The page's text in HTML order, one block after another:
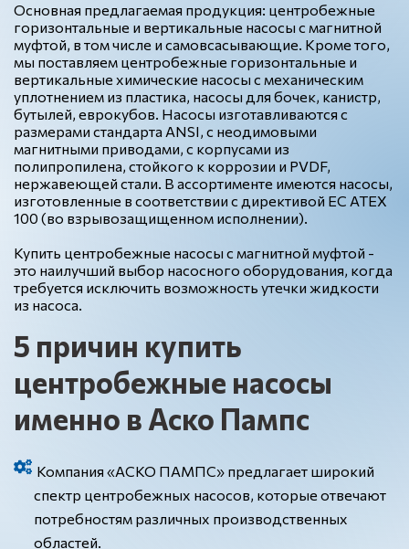
Основная предлагаемая продукция: центробежные
горизонтальные и вертикальные насосы с магнитной
муфтой, в том числе и самовсасывающие. Кроме того,
мы поставляем центробежные горизонтальные и
вертикальные химические насосы с механическим
уплотнением из пластика, насосы для бочек, канистр,
бутылей, еврокубов. Насосы изготавливаются с
размерами стандарта ANSI, с неодимовыми
магнитными приводами, с корпусами из
полипропилена, стойкого к коррозии и PVDF,
нержавеющей стали. В ассортименте имеются насосы,
изготовленные в соответствии с директивой EC ATEX
100 (во взрывозащищенном исполнении).
Купить центробежные насосы с магнитной муфтой -
это наилучший выбор насосного оборудования, когда
требуется исключить возможность утечки жидкости
из насоса.
5 причин купить
центробежные насосы
именно в Аско Пампс
Компания «АСКО ПАМПС» предлагает широкий
спектр центробежных насосов, которые отвечают
потребностям различных производственных
областей.